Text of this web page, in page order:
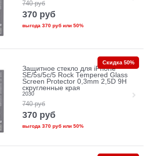
740 руб
370 руб
выгода 370 рубили 50%
Защитное стекло для iPhone
SE/5s/5с/5 Rock Tempered Glass
Screen Protector 0,3mm 2,5D 9H
скругленные края
2030
740 руб
370 руб
выгода 370 рубили 50%
Скидка 50%